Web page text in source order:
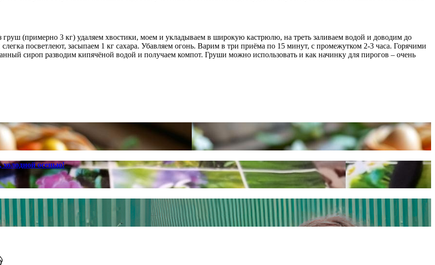
(примерно 3 кг) удаляем хвостики, моем и укладываем в широкую кастрюлю, на треть заливаем водой и доводим до
посветлеют, засыпаем 1 кг сахара. Убавляем огонь. Варим в три приёма по 15 минут, с промежутком 2-3 часа. Горячими
сироп разводим кипячёной водой и получаем компот. Груши можно использовать и как начинку для пирогов – очень
осенью!